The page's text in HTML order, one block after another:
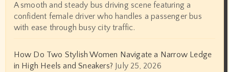
A smooth and steady bus driving scene featuring a
confident female driver who handles a passenger bus
with ease through busy city traffic.
How Do Two Stylish Women Navigate a Narrow Ledge
in High Heels and Sneakers? July 25, 2026